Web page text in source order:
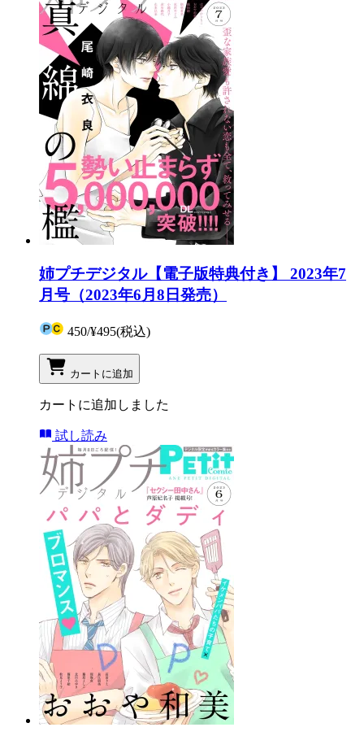
姉プチデジタル【電子版特典付き】 2023年7
月号（2023年6月8日発売）
450/¥495(税込)
カートに追加
カートに追加しました
試し読み